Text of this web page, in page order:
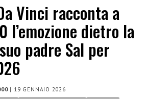
Vinci racconta a
l’emozione dietro la
padre Sal per
| 19 GENNAIO 2026